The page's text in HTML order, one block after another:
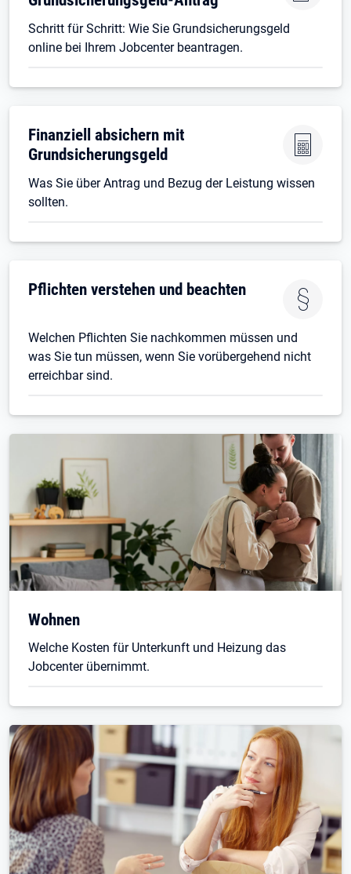
Schritt für Schritt: Wie Sie Grundsicherungsgeld
online bei Ihrem Jobcenter beantragen.
Finanziell absichern mit
Grundsicherungsgeld
Was Sie über Antrag und Bezug der Leistung wissen
sollten.
Pflichten verstehen und beachten
Welchen Pflichten Sie nachkommen müssen und
was Sie tun müssen, wenn Sie vorübergehend nicht
erreichbar sind.
Wohnen
Welche Kosten für Unterkunft und Heizung das
Jobcenter übernimmt.